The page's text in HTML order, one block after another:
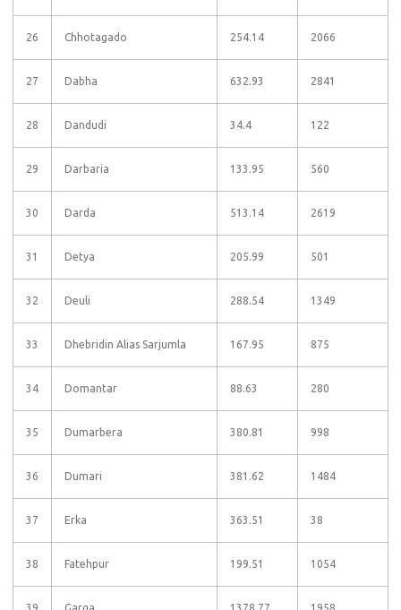
26 Chhotagado 254.14 2066
27 Dabha 632.93 2841
28 Dandudi 34.4 122
29 Darbaria 133.95 560
30 Darda 513.14 2619
31 Detya 205.99 501
32 Deuli 288.54 1349
33 Dhebridin Alias Sarjumla 167.95 875
34 Domantar 88.63 280
35 Dumarbera 380.81 998
36 Dumari 381.62 1484
37 Erka 363.51 38
38 Fatehpur 199.51 1054